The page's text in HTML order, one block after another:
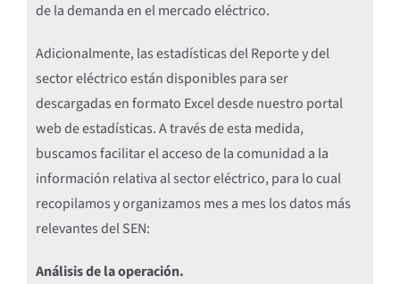
de la demanda en el mercado eléctrico.
Adicionalmente, las estadísticas del Reporte y del
sector eléctrico están disponibles para ser
descargadas en formato Excel desde nuestro portal
web de estadísticas. A través de esta medida,
buscamos facilitar el acceso de la comunidad a la
información relativa al sector eléctrico, para lo cual
recopilamos y organizamos mes a mes los datos más
relevantes del SEN:
Análisis de la operación.